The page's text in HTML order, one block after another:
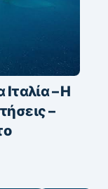
– Η
–